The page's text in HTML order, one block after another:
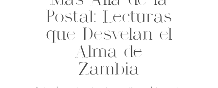
Postal: Lecturas
que Desvelan el
Alma de
Zambia